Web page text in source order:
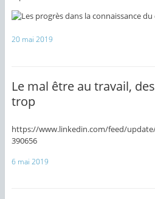
20 mai 2019
Le mal être au travail,
trop
https://www.linkedin.com/feed/
390656
6 mai 2019